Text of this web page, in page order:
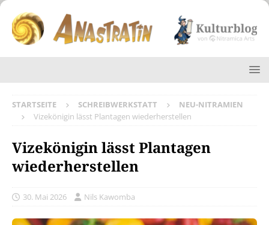
STARTSEITE SCHREIBWERKSTATT
NEU-NITRAMIEN
Vizekönigin lässt Plantagen wiederherstellen
Vizekönigin lässt Plantagen
wiederherstellen
30. Mai 2026 Nils Kawomba